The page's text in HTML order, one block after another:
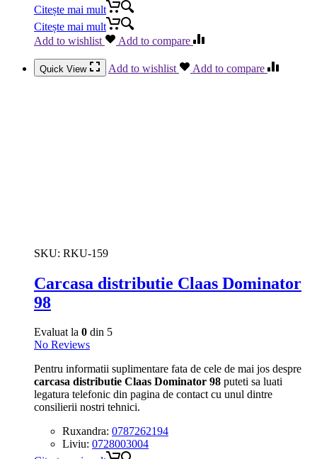
Citește mai mult
Citește mai mult
Add to wishlist
Add to compare
Quick View Add to wishlist Add to compare
SKU: RKU-159
Carcasa distributie Claas Dominator
98
Evaluat la 0 din 5
No Reviews
Pentru informatii suplimentare fata de cele de mai jos despre
carcasa distributie Claas Dominator 98 puteti sa luati
legatura telefonic din pagina de contact cu unul dintre
consilierii nostri tehnici.
Ruxandra: 0787262194
Liviu: 0728003004